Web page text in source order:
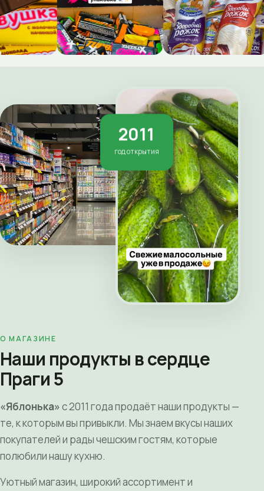
2011
год открытия
О МАГАЗИНЕ
Наши продукты в сердце
Праги 5
«Яблонька»с 2011 года продаёт наши продукты —
те, к которым вы привыкли. Мы знаем вкусы наших
покупателей и рады чешским гостям, которые
полюбили нашу кухню.
Уютный магазин, широкий ассортимент и